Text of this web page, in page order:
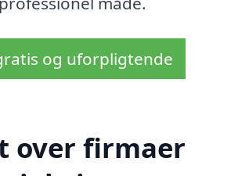
og uforpligtende
over firmaer